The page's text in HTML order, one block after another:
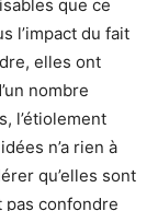
que ce
l’impact du fait
elles ont
nombre
l’étiolement
n’a rien à
qu’elles sont
pas confondre